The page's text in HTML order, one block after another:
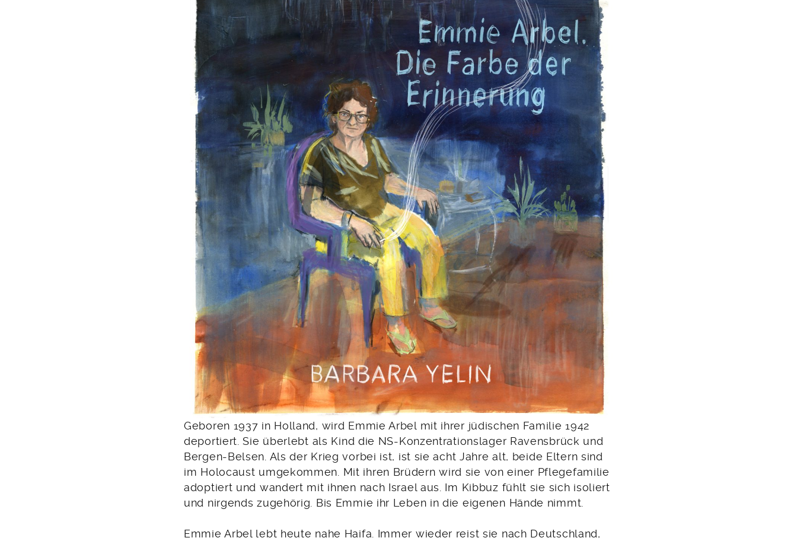
Geboren 1937 in Holland, wird Emmie Arbel mit ihrer jüdischen Familie 1942
deportiert. Sie überlebt als Kind die NS-Konzentrationslager Ravensbrück und
Bergen-Belsen. Als der Krieg vorbei ist, ist sie acht Jahre alt, beide Eltern sind
im Holocaust umgekommen. Mit ihren Brüdern wird sie von einer Pflegefamilie
adoptiert und wandert mit ihnen nach Israel aus. Im Kibbuz fühlt sie sich isoliert
und nirgends zugehörig. Bis Emmie ihr Leben in die eigenen Hände nimmt.
Emmie Arbel lebt heute nahe Haifa. Immer wieder reist sie nach Deutschland,